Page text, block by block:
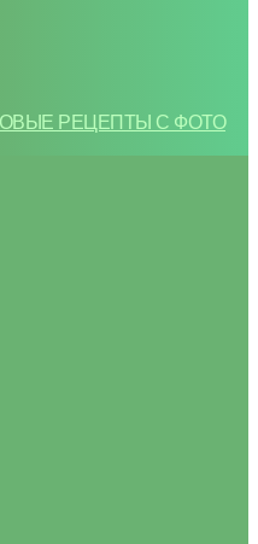
РЕЦЕПТЫ С ФОТО